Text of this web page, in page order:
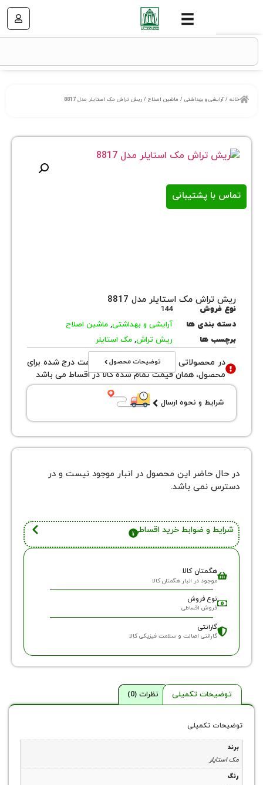
و بهداشتی/ماشین اصلاح/ ریش تراش مک استایلر مدل 8817
پشتیبانی
مک استایلر مدل 8817
144
ها
آرایشی و بهداشتی,ماشین اصلاح
ریش تراش مک استایلر
توضیحات محصول
محصولاتی با نوع فروش اقساطی قیمت درج شده برای
همان قیمت تمام شده کالا در اقساط می باشد
و نحوه ارسال
حاضر این محصول در انبار موجود نیست و در
نمی باشد.
و ضوابط خرید اقساطی
در انبار هگمتان کالا
اصالت و سلامت فیزیکی کالا
تکمیلی نظرات (0)
تکمیلی